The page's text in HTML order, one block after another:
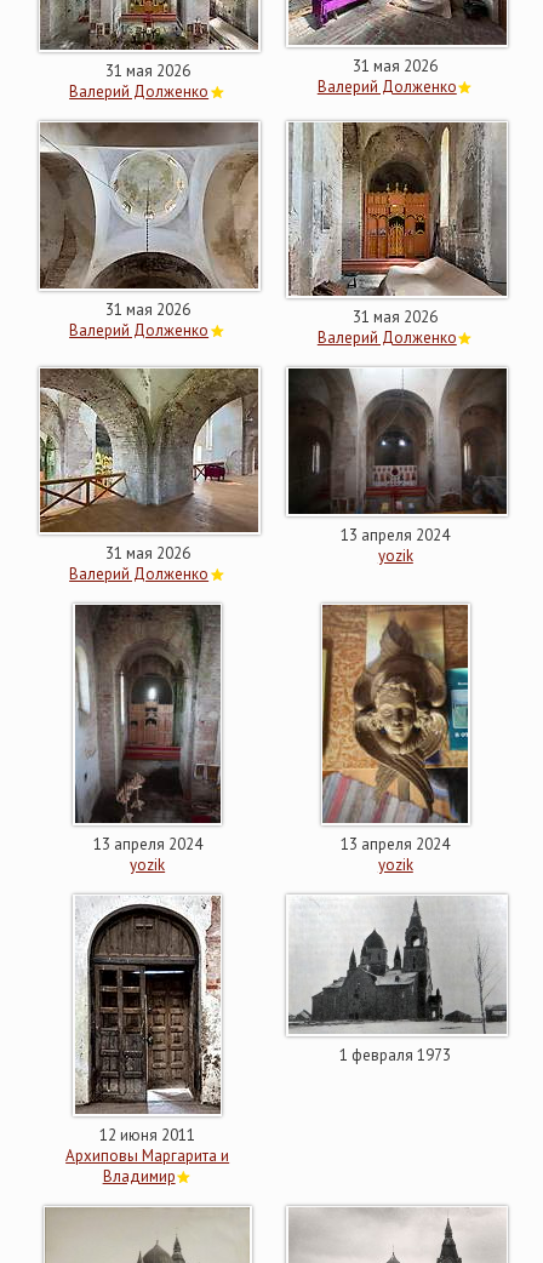
31 мая 2026
Валерий Долженко
31 мая 2026
Валерий Долженко
31 мая 2026
Валерий Долженко
31 мая 2026
Валерий Долженко
31 мая 2026
Валерий Долженко
13 апреля 2024
yozik
13 апреля 2024
yozik
13 апреля 2024
yozik
12 июня 2011
Архиповы Маргарита и
Владимир
1 февраля 1973